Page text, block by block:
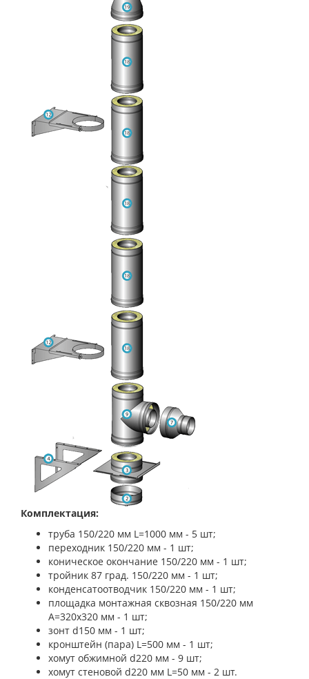
Комплектация:
труба 150/220 мм L=1000 мм - 5 шт;
переходник 150/220 мм - 1 шт;
коническое окончание 150/220 мм - 1 шт;
тройник 87 град. 150/220 мм - 1 шт;
конденсатоотводчик 150/220 мм - 1 шт;
площадка монтажная сквозная 150/220 мм
A=320х320 мм - 1 шт;
зонт d150 мм - 1 шт;
кронштейн (пара) L=500 мм - 1 шт;
хомут обжимной d220 мм - 9 шт;
хомут стеновой d220 мм L=50 мм - 2 шт.